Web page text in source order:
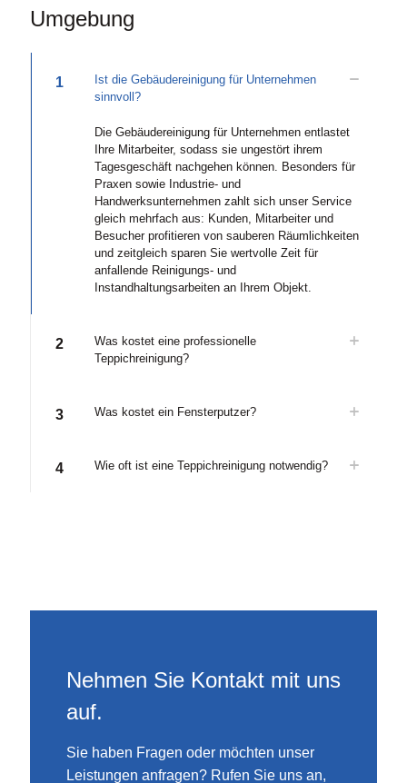
Umgebung
1
Ist die Gebäudereinigung für Unternehmen
sinnvoll?
Die Gebäudereinigung für Unternehmen entlastet
Ihre Mitarbeiter, sodass sie ungestört ihrem
Tagesgeschäft nachgehen können. Besonders für
Praxen sowie Industrie- und
Handwerksunternehmen zahlt sich unser Service
gleich mehrfach aus: Kunden, Mitarbeiter und
Besucher profitieren von sauberen Räumlichkeiten
und zeitgleich sparen Sie wertvolle Zeit für
anfallende Reinigungs- und
Instandhaltungsarbeiten an Ihrem Objekt.
2
Was kostet eine professionelle
Teppichreinigung?
3 Was kostet ein Fensterputzer?
4 Wie oft ist eine Teppichreinigung notwendig?
Nehmen Sie Kontakt mit uns
auf.
Sie haben Fragen oder möchten unser
Leistungen anfragen? Rufen Sie uns an,